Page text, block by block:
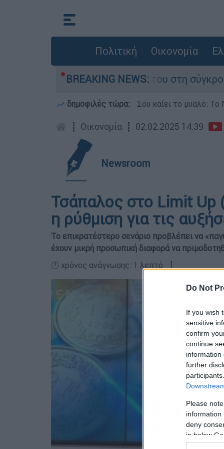
Do Not
If you wish
sensitive
confirm
continue
information
further
Please
information
deny
in below
Πολιτική Οικονομία
BREAKING NEWS:
Δαμίγο που έχασε τη ζωή του στη σύγκρουση
δημοφιλές τώρα: Σου καίει το μυαλό:
┋ Οικονομία ┋ 02.02.2025 14:39
Newsroom
Τσάπαλος στο Limit Up
η ρύθμιση για τις
Το επικρατέστερο σενάριο προβλέπει να
έχουν μικρή προσωπική διαφορά να
🕛 χρόνος ανάγνωσης: 1 λεπτό ┋